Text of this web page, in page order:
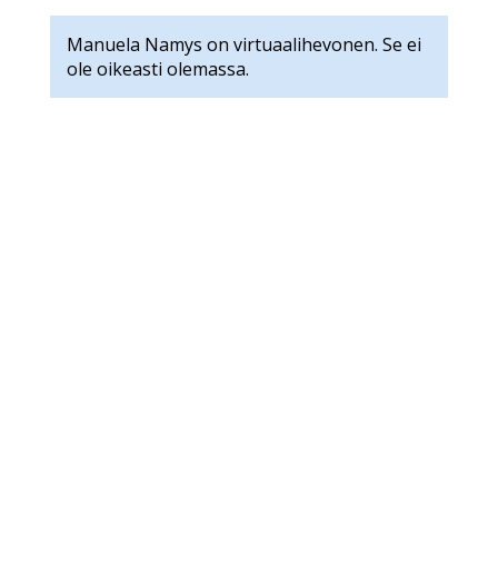
Manuela Namys on virtuaalihevonen. Se ei
ole oikeasti olemassa.